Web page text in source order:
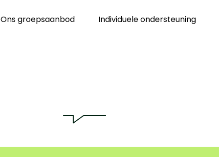
Ons groepsaanbod Individuele ondersteuning